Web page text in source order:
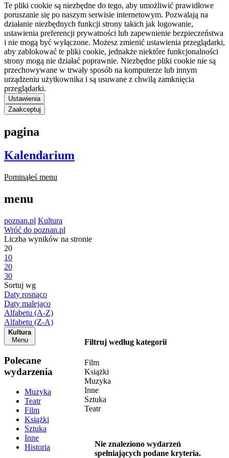
Te pliki cookie są niezbędne do tego, aby umożliwić prawidłowe
poruszanie się po naszym serwisie internetowym. Pozwalają na
działanie niezbędnych funkcji strony takich jak logowanie,
ustawienia preferencji prywatności lub zapewnienie bezpieczeństwa
i nie mogą być wyłączone. Możesz zmienić ustawienia przeglądarki,
aby zablokować te pliki cookie, jednakże niektóre funkcjonalności
strony mogą nie działać poprawnie. Niezbędne pliki cookie nie są
przechowywane w trwały sposób na komputerze lub innym
urządzeniu użytkownika i są usuwane z chwilą zamknięcia
przeglądarki.
Ustawienia
Zaakceptuj
pagina
Kalendarium
Pominąłeś menu
menu
poznan.pl Kultura
Wróć do poznan.pl
Liczba wyników na stronie
20
10
20
30
Sortuj wg
Daty rosnąco
Daty malejąco
Alfabetu (A-Z)
Alfabetu (Z-A)
Kultura
Menu
Polecane
wydarzenia
Muzyka
Teatr
Film
Książki
Sztuka
Inne
Historia
Filtruj według kategorii
Film
Książki
Muzyka
Inne
Sztuka
Teatr
Nie znaleziono wydarzeń
spełniających podane kryteria.